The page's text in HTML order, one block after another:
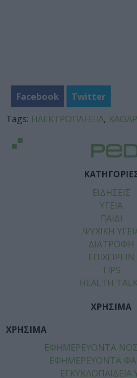
Facebook
Twitter
Tags: ΗΛΕΚΤΡΟΠΛΗΞΙΑ,
ΕΙΔΗΣΕΙΣ
ΥΓΕΙΑ
ΠΑΙΔΙ
ΨΥΧΙΚΗ
ΔΙΑΤΡΟΦΗ
ΕΠΙΧΕΙΡΕΙΝ
TIPS
HEALTH
ΧΡΗΣΙΜΑ
ΧΡΗΣΙΜΑ
ΕΦΗΜΕΡΕΥΟΝΤΑ
ΕΦΗΜΕΡΕΥΟΝΤΑ
ΕΓΚΥΚΛΟΠΑΙΔΕΙΑ